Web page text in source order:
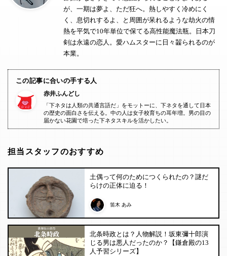
が、一期は夢よ、ただ狂へ。熱しやすく冷めにく
く、息切れするよ、と周囲が呆れるような劫火の情
熱を平気で10年単位で保てる高性能魔法瓶。日本刀
剣は永遠の恋人。愛ハムスターに日々齧られるのが
本業。
この記事に合いの手する人
赤井ふんどし
「下ネタは人類の共通言語だ」をモットーに、下ネタを通して日本
の歴史の面白さを伝える。中の人は女子校育ちの耳年増。男の目の
届かない花園で培った下ネタスキルを活かしたい。
担当スタッフのおすすめ
土偶って何のためにつくられたの？謎だ
らけの正体に迫る！
笛木 あみ
北条時政とは？人物解説！坂東彌十郎演
じる男は悪人だったのか？【鎌倉殿の13
人予習シリーズ】